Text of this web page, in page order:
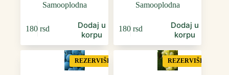
Samooplodna
180 rsd
Dodaj u
korpu
Samooplodna
180 rsd
Dodaj u
korpu
REZERVIŠI REZERVIŠI